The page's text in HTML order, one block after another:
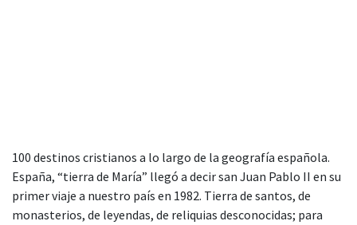
100 destinos cristianos a lo largo de la geografía española.
España, “tierra de María” llegó a decir san Juan Pablo II en su
primer viaje a nuestro país en 1982. Tierra de santos, de
monasterios, de leyendas, de reliquias desconocidas; para